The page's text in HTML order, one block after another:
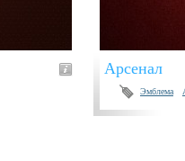
Арсенал
Эмблема